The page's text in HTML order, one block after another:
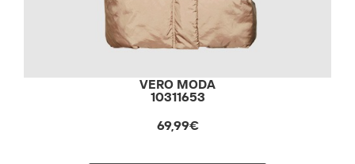
VERO MODA
10311653
69,99€